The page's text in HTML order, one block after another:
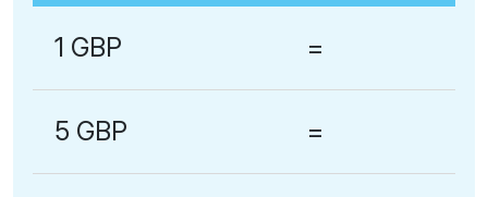
1 GBP =
5 GBP =